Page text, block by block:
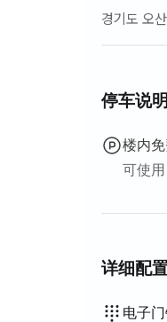
경기도 오
停车说明
楼内
可使
详细配
电子
餐桌及
沙发
不提供
钥匙锁
不提供
保安室
不提供
灭火器
不提供
洗衣机
不提供
烘干机
不提供
公用燃
不提供
公用
不提供
公用微
不提供
公用洗
不提供
公用烘
不提供
可加
不提供
衣柜
不提供
办公桌
吹风机
扫帚
洗衣液
衣物柔顺剂
洗洁精
厨余垃圾袋
垃圾袋
抹布
百洁布
吸尘器
电热水壶
电饭煲
烹饪工具（
锅具·平底锅
基本餐具（
电梯
挂衣架
晾衣架
洗烘一体机
不提供: 浴
不提供: 智
不提供: 过
不提供: 沐
不提供: 洗
不提供: 香
不提供: 卫
不提供: 牙
不提供: 牙
不提供: 毛
不提供: 床
不提供: 百
不提供: 遮
不提供: 室
不提供: 免
不提供: 游
不提供: 免
不提供: 水
不提供: 按
不提供: 露
不提供: 矮
不提供: 沙
不提供: 电
不提供: 电
不提供: 煤
不提供: 液
不提供: 可
不提供: 投
不提供: 有
不提供: 熨